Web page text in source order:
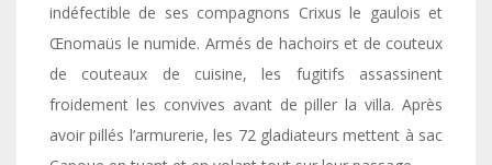
indéfectible de ses compagnons Crixus le gaulois et
Œnomaüs le numide. Armés de hachoirs et de couteux
de couteaux de cuisine, les fugitifs assassinent
froidement les convives avant de piller la villa. Après
avoir pillés l’armurerie, les 72 gladiateurs mettent à sac